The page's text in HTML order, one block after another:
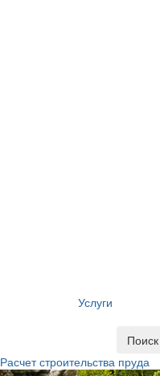
Услуги
Поиск
Расчет строительства пруда